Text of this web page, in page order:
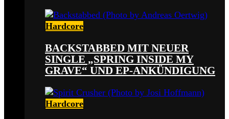
Hardcore
BACKSTABBED MIT NEUER
SINGLE „SPRING INSIDE MY
GRAVE“ UND EP-ANKÜNDIGUNG
Hardcore